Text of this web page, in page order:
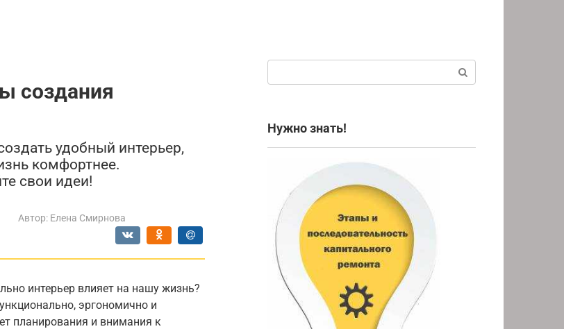
создания
удобный интерьер,
комфортнее.
свои идеи!
Автор: Елена Смирнова
интерьер влияет на нашу жизнь?
эргономично и
планирования и внимания к
Нужно знать!